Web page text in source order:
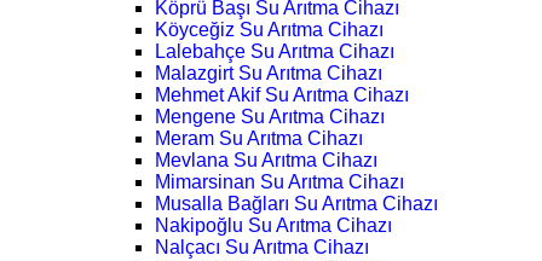
Köprü Başı Su Arıtma Cihazı
Köyceğiz Su Arıtma Cihazı
Lalebahçe Su Arıtma Cihazı
Malazgirt Su Arıtma Cihazı
Mehmet Akif Su Arıtma Cihazı
Mengene Su Arıtma Cihazı
Meram Su Arıtma Cihazı
Mevlana Su Arıtma Cihazı
Mimarsinan Su Arıtma Cihazı
Musalla Bağları Su Arıtma Cihazı
Nakipoğlu Su Arıtma Cihazı
Nalçacı Su Arıtma Cihazı